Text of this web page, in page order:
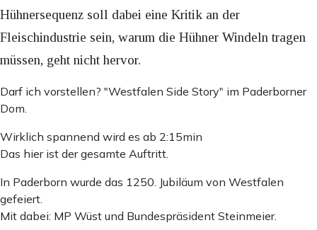
Hühnersequenz soll dabei eine Kritik an der
Fleischindustrie sein, warum die Hühner Windeln tragen
müssen, geht nicht hervor.
Darf ich vorstellen? "Westfalen Side Story" im Paderborner
Dom.
Wirklich spannend wird es ab 2:15min
Das hier ist der gesamte Auftritt.
In Paderborn wurde das 1250. Jubiläum von Westfalen
gefeiert.
Mit dabei: MP Wüst und Bundespräsident Steinmeier.